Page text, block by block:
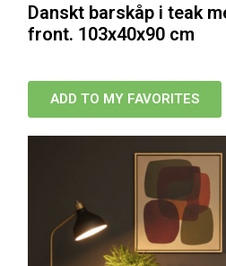
Danskt barskåp i teak
front. 103x40x90 cm
ADD TO MY FAVORITES